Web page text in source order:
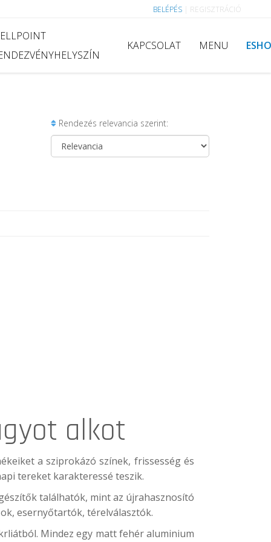
BELÉPÉS REGISZTRÁCIÓ
KAPCSOLAT MENU
Rendezés relevancia szerint:
alkot
a sziprokázó színek, frissesség és
tereket karakteressé teszik.
találhatók, mint az újrahasznosító
esernyőtartók, térelválasztók.
Mindez egy matt fehér aluminium